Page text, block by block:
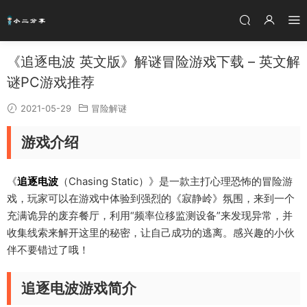
《追逐电波 英文版》解谜冒险游戏下载 – 英文解
谜PC游戏推荐
2021-05-29 冒险解谜
游戏介绍
《追逐电波 （Chasing Static）》是一款主打心理恐怖的冒险游
戏，玩家可以在游戏中体验到强烈的《寂静岭》氛围，来到一个
充满诡异的废弃餐厅，利用“频率位移监测设备”来发现异常，并
收集线索来解开这里的秘密，让自己成功的逃离。感兴趣的小伙
伴不要错过了哦！
追逐电波游戏简介